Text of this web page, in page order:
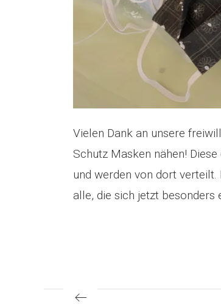
Vielen Dank an unsere
Schutz Masken nähen!
und werden von dort
alle, die sich jetzt besonders